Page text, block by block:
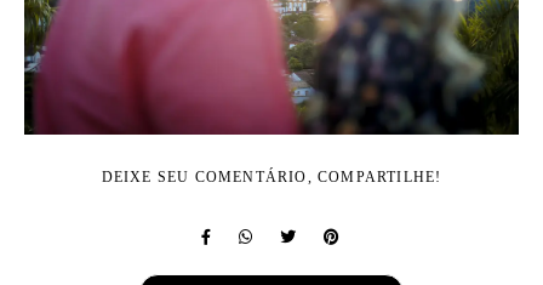
DEIXE SEU COMENTÁRIO, COMPARTILHE!